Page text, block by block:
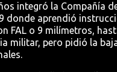
integró la Compañía
donde aprendió
FAL o 9 milímetros,
militar, pero pidió la